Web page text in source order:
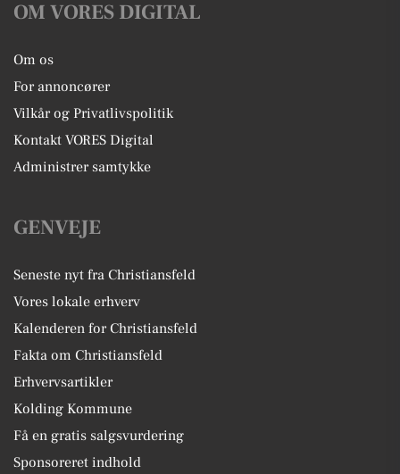
OM VORES DIGITAL
Om os
For annoncører
Vilkår og Privatlivspolitik
Kontakt VORES Digital
Administrer samtykke
GENVEJE
Seneste nyt fra Christiansfeld
Vores lokale erhverv
Kalenderen for Christiansfeld
Fakta om Christiansfeld
Erhvervsartikler
Kolding Kommune
Få en gratis salgsvurdering
Sponsoreret indhold